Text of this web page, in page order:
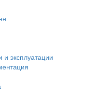
и эксплуатации